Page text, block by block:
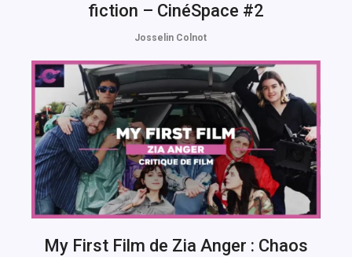
fiction – CinéSpace #2
Josselin Colnot
My First Film de Zia Anger : Chaos